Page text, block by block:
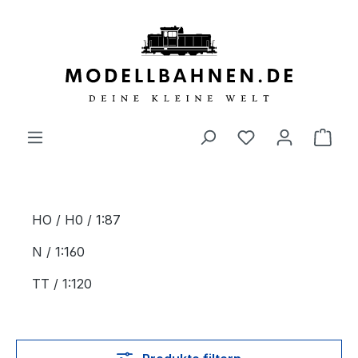
HO / H0 / 1:87
N / 1:160
TT / 1:120